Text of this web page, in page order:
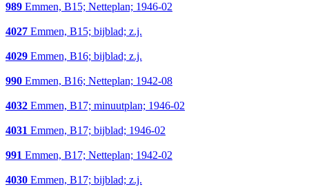
989 Emmen, B15; Netteplan; 1946-02
4027 Emmen, B15; bijblad; z.j.
4029 Emmen, B16; bijblad; z.j.
990 Emmen, B16; Netteplan; 1942-08
4032 Emmen, B17; minuutplan; 1946-02
4031 Emmen, B17; bijblad; 1946-02
991 Emmen, B17; Netteplan; 1942-02
4030 Emmen, B17; bijblad; z.j.